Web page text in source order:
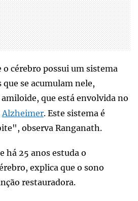
o cérebro possui um sistema
se acumulam nele,
que está envolvida no
Alzheimer. Este sistema é
observa Ranganath.
há 25 anos estuda o
explica que o sono
restauradora.